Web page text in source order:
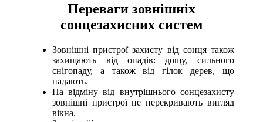
Переваги зовнішніх
сонцезахисних систем
Зовнішні пристрої захисту від сонця також
захищають від опадів: дощу, сильного
снігопаду, а також від гілок дерев, що
падають.
На відміну від внутрішнього сонцезахисту
зовнішні пристрої не перекривають вигляд
вікна.